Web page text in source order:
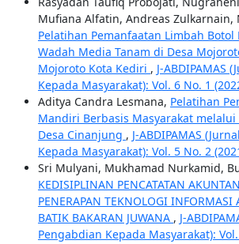
Mufiana Alfatin, Andreas Zulkarnain,
Pelatihan Pemanfaatan Limbah Botol
Wadah Media Tanam di Desa
Mojoroto Kota Kediri , J-ABDIPAMAS
Kepada Masyarakat): Vol. 6 No. 1
Aditya Candra Lesmana, Pelatihan
Mandiri Berbasis Masyarakat melalui
Desa Cinanjung , J-ABDIPAMAS
Kepada Masyarakat): Vol. 5 No. 2
Sri Mulyani, Mukhamad Nurkamid,
KEDISIPLINAN PENCATATAN
PENERAPAN TEKNOLOGI INFORMASI
BATIK BAKARAN JUWANA , J-
Pengabdian Kepada Masyarakat):